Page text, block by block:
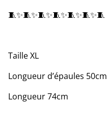
🧵✨🧵✨🧵✨🧵✨🧵✨🧵✨🧵
Taille XL
Longueur d’épaules 50cm
Longueur 74cm